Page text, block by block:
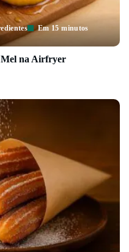
Em 15 minutos
Mel na Airfryer